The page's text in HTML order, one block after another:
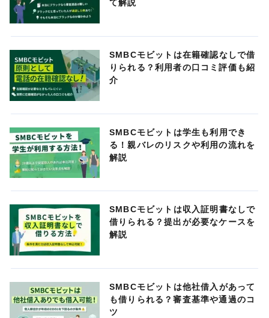
て解説
SMBCモビットは在籍確認なしで借
りられる？利用者の口コミ評価も紹
介
SMBCモビットは学生も利用でき
る！親バレのリスクや利用の流れを
解説
SMBCモビットは収入証明書なしで
借りられる？提出が必要なケースを
解説
SMBCモビットは他社借入があって
も借りられる？審査基準や通過のコ
ツ